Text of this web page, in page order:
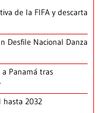
de la FIFA y descarta
Desfile Nacional Danza
Panamá tras
hasta 2032